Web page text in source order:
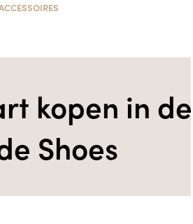
kopen in de
Shoes